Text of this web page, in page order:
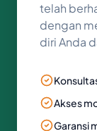
telah
dengan
diri Anda
Akses
Garansi